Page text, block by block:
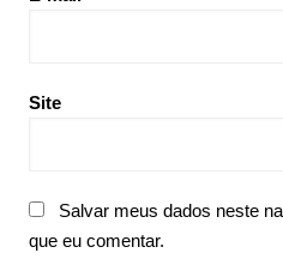
Site
Salvar meus dados neste
que eu comentar.